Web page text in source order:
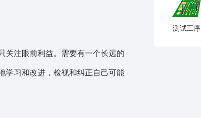
关注眼前利益。需要有一个长远的
学习和改进，检视和纠正自己可能
测试工序